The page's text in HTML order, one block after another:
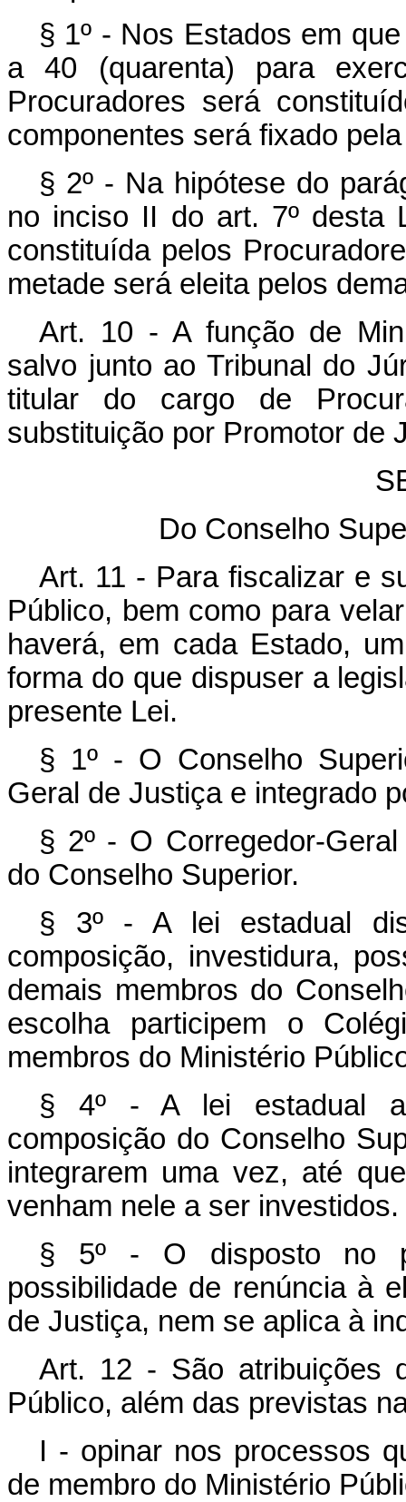
§ 1º - Nos Estados em
a 40 (quarenta) para
Procuradores será
componentes será fixado
§ 2º - Na hipótese do
no inciso II do art. 7º desta
constituída pelos
metade será eleita pelos
Art. 10 - A função de
salvo junto ao Tribunal do
titular do cargo de
substituição por Promotor de
Do Conselho
Art. 11 - Para fiscalizar e
Público, bem como para
haverá, em cada Estado,
forma do que dispuser a
presente Lei.
§ 1º - O Conselho
Geral de Justiça e integrado
§ 2º - O Corregedor-
do Conselho Superior.
§ 3º - A lei estadual
composição, investidura,
demais membros do
escolha participem o
membros do Ministério
§ 4º - A lei estadual
composição do Conselho
integrarem uma vez, até
venham nele a ser investidos.
§ 5º - O disposto no
possibilidade de renúncia à
de Justiça, nem se aplica à
Art. 12 - São atribuições
Público, além das previstas
I - opinar nos processos
de membro do Ministério